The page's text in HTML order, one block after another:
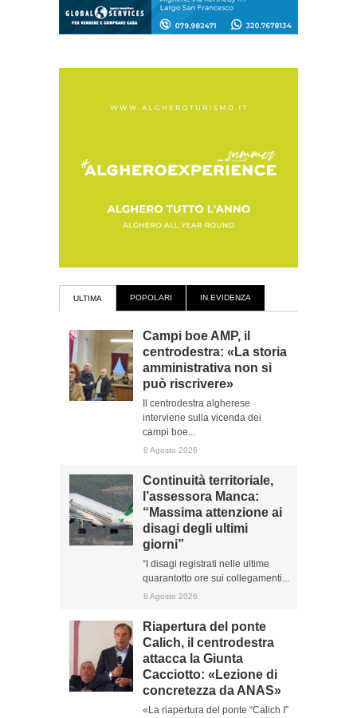
ULTIMA POPOLARI IN EVIDENZA
Campi boe AMP, il
centrodestra: «La storia
amministrativa non si
può riscrivere»
Il centrodestra algherese
interviene sulla vicenda dei
campi boe...
8 Agosto 2026
Continuità territoriale,
l’assessora Manca:
“Massima attenzione ai
disagi degli ultimi
giorni”
“I disagi registrati nelle ultime
quarantotto ore sui collegamenti...
8 Agosto 2026
Riapertura del ponte
Calich, il centrodestra
attacca la Giunta
Cacciotto: «Lezione di
concretezza da ANAS»
«La riapertura del ponte “Calich I”